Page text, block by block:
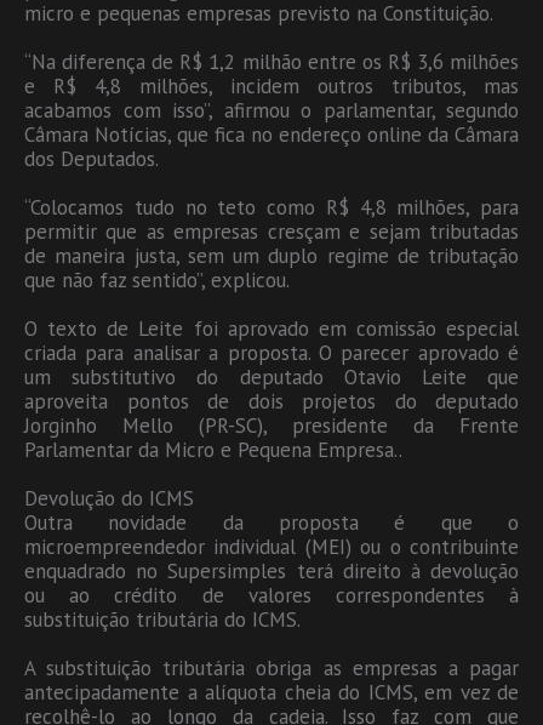
micro e pequenas empresas previsto na Constituição.
“Na diferença de R$ 1,2 milhão entre os R$ 3,6 milhões
e R$ 4,8 milhões, incidem outros tributos, mas
acabamos com isso”, afirmou o parlamentar, segundo
Câmara Notícias, que fica no endereço online da Câmara
dos Deputados.
“Colocamos tudo no teto como R$ 4,8 milhões, para
permitir que as empresas cresçam e sejam tributadas
de maneira justa, sem um duplo regime de tributação
que não faz sentido”, explicou.
O texto de Leite foi aprovado em comissão especial
criada para analisar a proposta. O parecer aprovado é
um substitutivo do deputado Otavio Leite que
aproveita pontos de dois projetos do deputado
Jorginho Mello (PR-SC), presidente da Frente
Parlamentar da Micro e Pequena Empresa..
Devolução do ICMS
Outra novidade da proposta é que o
microempreendedor individual (MEI) ou o contribuinte
enquadrado no Supersimples terá direito à devolução
ou ao crédito de valores correspondentes à
substituição tributária do ICMS.
A substituição tributária obriga as empresas a pagar
antecipadamente a alíquota cheia do ICMS, em vez de
recolhê-lo ao longo da cadeia. Isso faz com que